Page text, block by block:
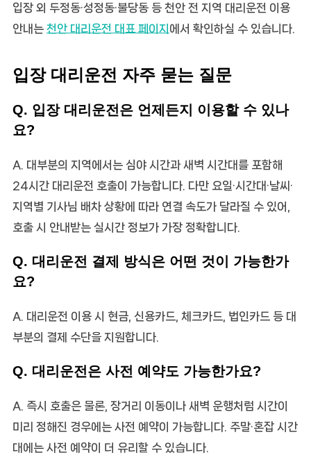
입장 외 두정동·성정동·불당동 등 천안 전 지역 대리운전 이용
안내는 천안 대리운전 대표 페이지 에서 확인하실 수 있습니다.
입장 대리운전 자주 묻는 질문
Q. 입장 대리운전은 언제든지 이용할 수 있나
요?
A. 대부분의 지역에서는 심야 시간과 새벽 시간대를 포함해
24시간 대리운전 호출이 가능합니다. 다만 요일·시간대·날씨·
지역별 기사님 배차 상황에 따라 연결 속도가 달라질 수 있어,
호출 시 안내받는 실시간 정보가 가장 정확합니다.
Q. 대리운전 결제 방식은 어떤 것이 가능한가
요?
A. 대리운전 이용 시 현금, 신용카드, 체크카드, 법인카드 등 대
부분의 결제 수단을 지원합니다.
Q. 대리운전은 사전 예약도 가능한가요?
A. 즉시 호출은 물론, 장거리 이동이나 새벽 운행처럼 시간이
미리 정해진 경우에는 사전 예약이 가능합니다. 주말·혼잡 시간
대에는 사전 예약이 더 유리할 수 있습니다.